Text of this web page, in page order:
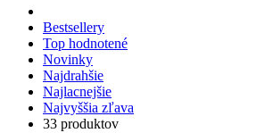
Bestsellery
Top hodnotené
Novinky
Najdrahšie
Najlacnejšie
Najvyššia zľava
33 produktov